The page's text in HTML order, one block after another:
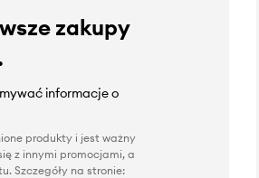
zakupy
informacje o
produkty i jest ważny
z innymi promocjami, a
Szczegóły na stronie: